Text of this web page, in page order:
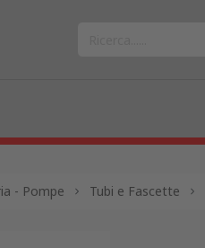
- Pompe Tubi e Fascette